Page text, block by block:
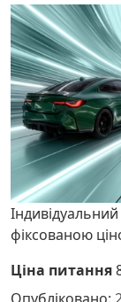
фіксованою
Ціна питання
Опубліковано: